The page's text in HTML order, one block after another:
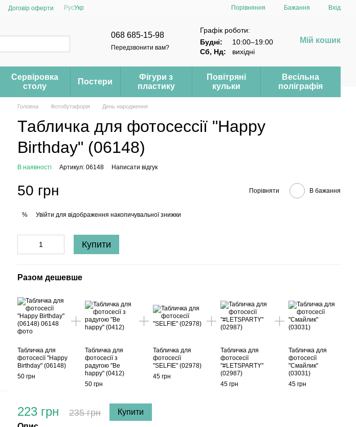
Договір оферти РусУкр Порівняння Бажання Вхід
068 685-15-98
Передзвонити вам?
Графік роботи:
Будні:
10:00–19:00
Сб, Нд:
вихідні
Мій кошик
Сервіровка
столу
Постери
Фігури з
пластику
Повітряні
кульки
Весільна
поліграфія
Головна Фотобутафорія День народження
Табличка для фотосессії "Happy
Birthday" (06148)
В наявності Артикул: 06148 Написати відгук
50 грн Порівняти В бажання
% Увійти для відображення накопичувальної знижки
Купити
Разом дешевше
Табличка для
фотосесії "Happy
Birthday" (06148)
50 грн
Табличка для
фотосесії з
радугою "Be
happy" (0412)
50 грн
Табличка для
фотосесії
"SELFIE" (02978)
45 грн
Табличка для
фотосесії
"#LETSPARTY"
(02987)
45 грн
Табличка для
фотосесії
"Смайлик"
(03031)
45 грн
223 грн 235 грн
Купити